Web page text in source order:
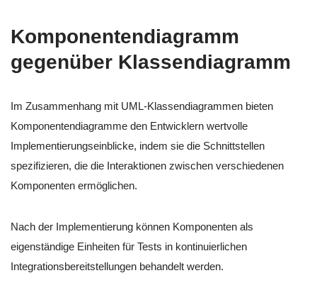
Komponentendiagramm
gegenüber Klassendiagramm
Im Zusammenhang mit UML-Klassendiagrammen bieten
Komponentendiagramme den Entwicklern wertvolle
Implementierungseinblicke, indem sie die Schnittstellen
spezifizieren, die die Interaktionen zwischen verschiedenen
Komponenten ermöglichen.
Nach der Implementierung können Komponenten als
eigenständige Einheiten für Tests in kontinuierlichen
Integrationsbereitstellungen behandelt werden.